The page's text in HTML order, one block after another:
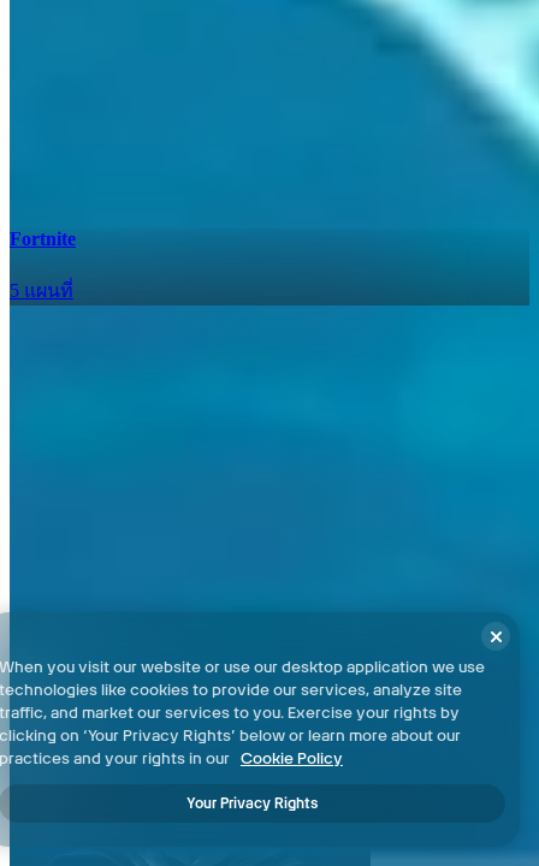
Fortnite
5 แผนที่
you visit our website or use our desktop application we use
like cookies to provide our services, analyze site
and market our services to you. Exercise your rights by
on ‘Your Privacy Rights’ below or learn more about our
and your rights in our Cookie Policy
Your Privacy Rights